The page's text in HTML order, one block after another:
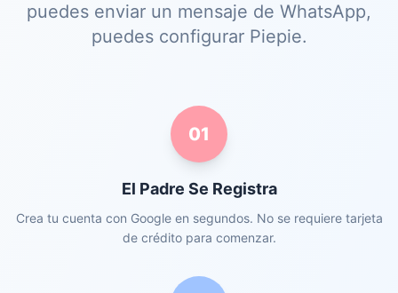
puedes enviar un mensaje de WhatsApp,
puedes configurar Piepie.
01
El Padre Se Registra
Crea tu cuenta con Google en segundos. No se requiere tarjeta
de crédito para comenzar.